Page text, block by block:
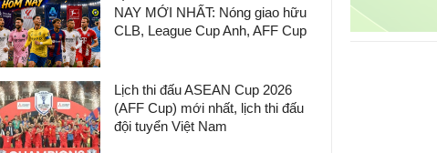
NAY MỚI NHẤT: Nóng giao hữu
CLB, League Cup Anh, AFF Cup
Lịch thi đấu ASEAN Cup 2026
(AFF Cup) mới nhất, lịch thi đấu
đội tuyển Việt Nam